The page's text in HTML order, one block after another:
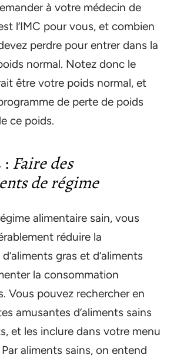
à votre médecin de
l’IMC pour vous, et combien
perdre pour entrer dans la
normal. Notez donc le
être votre poids normal, et
de perte de poids
ce poids.
: Faire des
de régime
alimentaire sain, vous
réduire la
gras et d’aliments
la consommation
Vous pouvez rechercher en
amusantes d’aliments sains
et les inclure dans votre menu
aliments sains, on entend